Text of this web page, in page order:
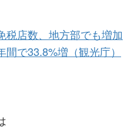
税店数、地方部でも増加
で33.8%増（観光庁）